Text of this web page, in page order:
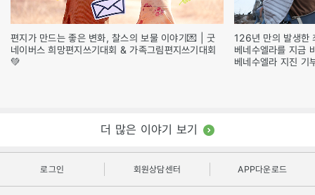
편지가 만드는 좋은 변화, 찰스의 보물 이야기💌 | 굿
네이버스 희망편지쓰기대회 & 가족그림편지쓰기대회
💚
126년 만의 발생한
베네수엘라를 지금
베네수엘라 지진 기
더 많은 이야기 보기
로그인 회원상담센터 APP다운로드